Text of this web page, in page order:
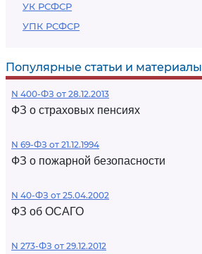
УК РСФСР
УПК РСФСР
Популярные статьи и материалы
N 400-ФЗ от 28.12.2013
ФЗ о страховых пенсиях
N 69-ФЗ от 21.12.1994
ФЗ о пожарной безопасности
N 40-ФЗ от 25.04.2002
ФЗ об ОСАГО
N 273-ФЗ от 29.12.2012